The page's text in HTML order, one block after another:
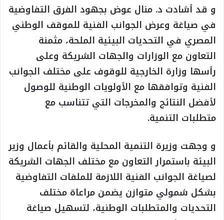
و قد أشادت د. منال عوض بجهود الفرق التفاوضية
في صياغة وعرض الجوانب الفنية للموقف الوطني
المصري في التحديات البيئية الملحة، مثمنة
التعاون مع الوزارات والجهات الشريكة وعلى
رأسها وزارة الخارجية للوقوف على مختلف الجوانب
الفنية وتوافقها مع الأولويات الوطنية للوصول
لأفضل النتائج والمخرجات التي تتناسب مع
متطلبات التنمية.
و وجهت وزيرة التنمية المحلية والقائم بأعمال وزير
البيئة باستمرار التعاون مع مختلف الجهات الشريكة
لصياغة الجوانب الفنية اللازمة للملفات التفاوضية
بشكل شمولي متوازن يضمن مراعاة مختلف
التحديات والمتطلبات الوطنية، لتسهيل صياغة